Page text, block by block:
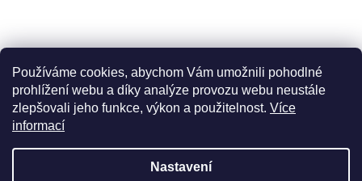
Používáme cookies, abychom Vám umožnili pohodlné
prohlížení webu a díky analýze provozu webu neustále
zlepšovali jeho funkce, výkon a použitelnost. Více
informací
Nastavení
V zahradnictví je možné osobně vybírat stromy a
dopravou. Otevřeno máme ve středu, v pátek a v neděli